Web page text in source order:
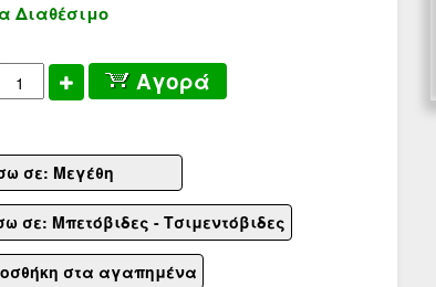
Διαθέσιμο
Αγορά
σε: Μεγέθη
σε: Μπετόβιδες - Τσιμεντόβιδες
στα αγαπημένα